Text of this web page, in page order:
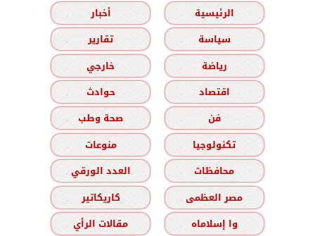
الرئيسية
أخبار
سياسة
تقارير
رياضة
خارجي
اقتصاد
حوادث
فن
صحة وطب
تكنولوجيا
منوعات
محافظات
العدد الورقي
مصر العظمى
كاريكاتير
وا إسلاماه
مقالات الرأي